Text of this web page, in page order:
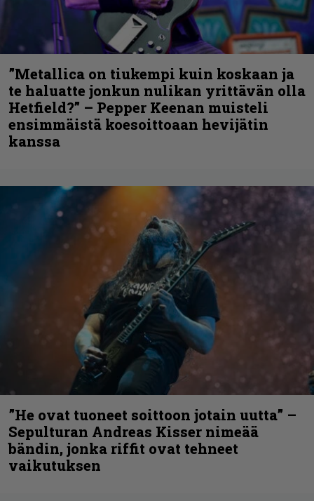
”Metallica on tiukempi kuin koskaan ja
te haluatte jonkun nulikan yrittävän olla
Hetfield?” – Pepper Keenan muisteli
ensimmäistä koesoittoaan hevijätin
kanssa
”He ovat tuoneet soittoon jotain uutta” –
Sepulturan Andreas Kisser nimeää
bändin, jonka riffit ovat tehneet
vaikutuksen